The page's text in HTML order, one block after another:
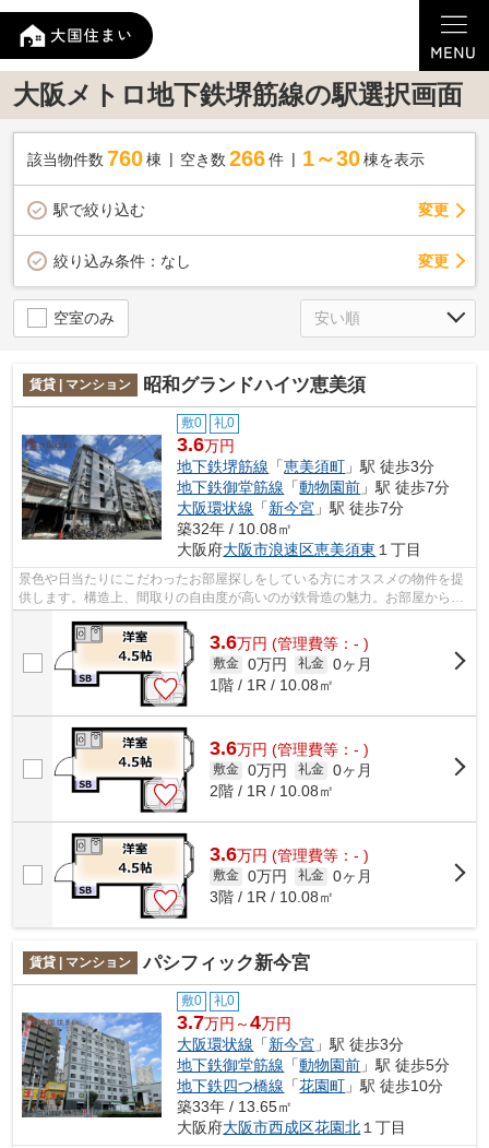
大阪メトロ地下鉄堺筋線の駅選択画面
該当物件数 760棟 空き数 266 件 1～30 棟を表示
駅で絞り込む 変更
絞り込み条件： なし 変更
空室のみ
賃貸 | マンション 昭和グランドハイツ恵美須
敷0 礼0
3.6万円
地下鉄堺筋線 「恵美須町 」駅 徒歩3分
地下鉄御堂筋線 「動物園前 」駅 徒歩7分
大阪環状線 「新今宮 」駅 徒歩7分
築32年 / 10.08㎡
大阪府大阪市浪速区恵美須東 １丁目
景色や日当たりにこだわったお部屋探しをしている方にオススメの物件を提
供します。構造上、間取りの自由度が高いのが鉄骨造の魅力。お部屋から徒
3.6万円 (管理費等：- )
敷金 0万円 礼金 0ヶ月
1階 / 1R / 10.08㎡
3.6万円 (管理費等：- )
敷金 0万円 礼金 0ヶ月
2階 / 1R / 10.08㎡
3.6万円 (管理費等：- )
敷金 0万円 礼金 0ヶ月
3階 / 1R / 10.08㎡
賃貸 | マンション パシフィック新今宮
敷0 礼0
3.7万円～4万円
大阪環状線 「新今宮 」駅 徒歩3分
地下鉄御堂筋線 「動物園前 」駅 徒歩5分
地下鉄四つ橋線 「花園町 」駅 徒歩10分
築33年 / 13.65㎡
大阪府大阪市西成区花園北 １丁目